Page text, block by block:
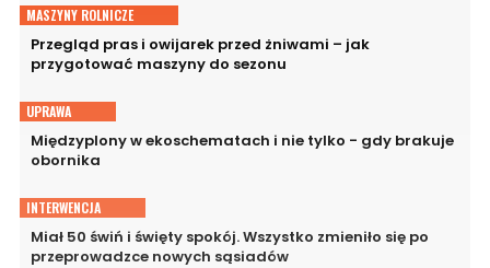
MASZYNY ROLNICZE
Przegląd pras i owijarek przed żniwami – jak
przygotować maszyny do sezonu
UPRAWA
Międzyplony w ekoschematach i nie tylko - gdy brakuje
obornika
INTERWENCJA
Miał 50 świń i święty spokój. Wszystko zmieniło się po
przeprowadzce nowych sąsiadów